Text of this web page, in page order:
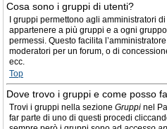
Cosa sono i gruppi di utenti?
I gruppi permettono agli amministratori
appartenere a più gruppi e a ogni
permessi. Questo facilita
moderatori per un forum, o di
ecc.
Top
Dove trovo i gruppi e come posso
Trovi i gruppi nella sezione Gruppi nel
far parte di uno di questi procedi